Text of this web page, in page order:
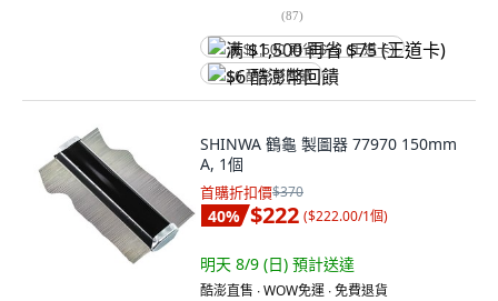
(87)
满 $1,500 再省 $75 (王道卡)
$6 酷澎幣回饋
SHINWA 鶴龜 製圖器 77970 150mm
A, 1個
首購折扣價$370
40% $222 ($222.00/1個)
明天 8/9 (日) 預計送達
酷澎直售 ∙ WOW免運 ∙ 免費退貨